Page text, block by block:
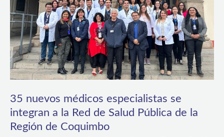
35 nuevos médicos especialistas se
integran a la Red de Salud Pública de la
Región de Coquimbo
integran
a
la
Red
de
Salud
Pública
de